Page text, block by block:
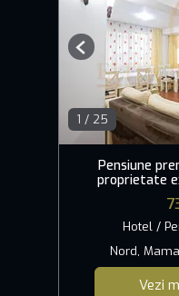
1 / 25
Previous
Pensiune
proprietate
Hotel /
Nord,
Vezi